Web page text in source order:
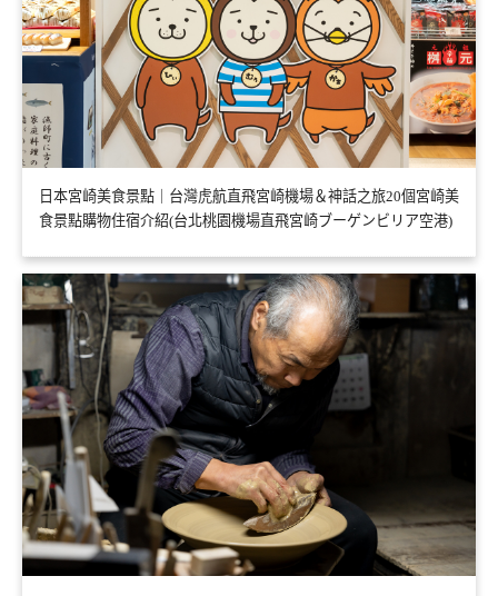
日本宮崎美食景點｜台灣虎航直飛宮崎機場＆神話之旅20個宮崎美
食景點購物住宿介紹(台北桃園機場直飛宮崎ブーゲンビリア空港)